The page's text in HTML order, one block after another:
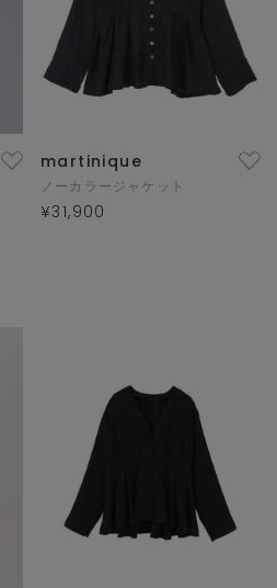
martinique
ノーカラージャケット
¥31,900